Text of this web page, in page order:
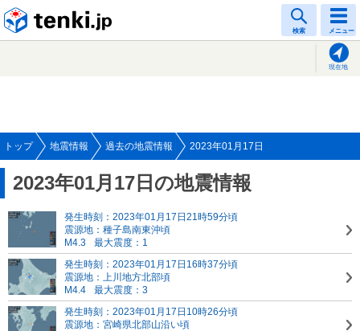
検索 メニュー
現在地
トップ 地震情報 過去の地震情報 2023年01月17日
2023年01月17日の地震情報
発生時刻：2023年01月17日21時59分頃
震源地：種子島南東沖頃
M4.3
最大震度：1
発生時刻：2023年01月17日16時37分頃
震源地：上川地方北部頃
M4.4
最大震度：3
発生時刻：2023年01月17日10時26分頃
震源地：宮崎県北部山沿い頃